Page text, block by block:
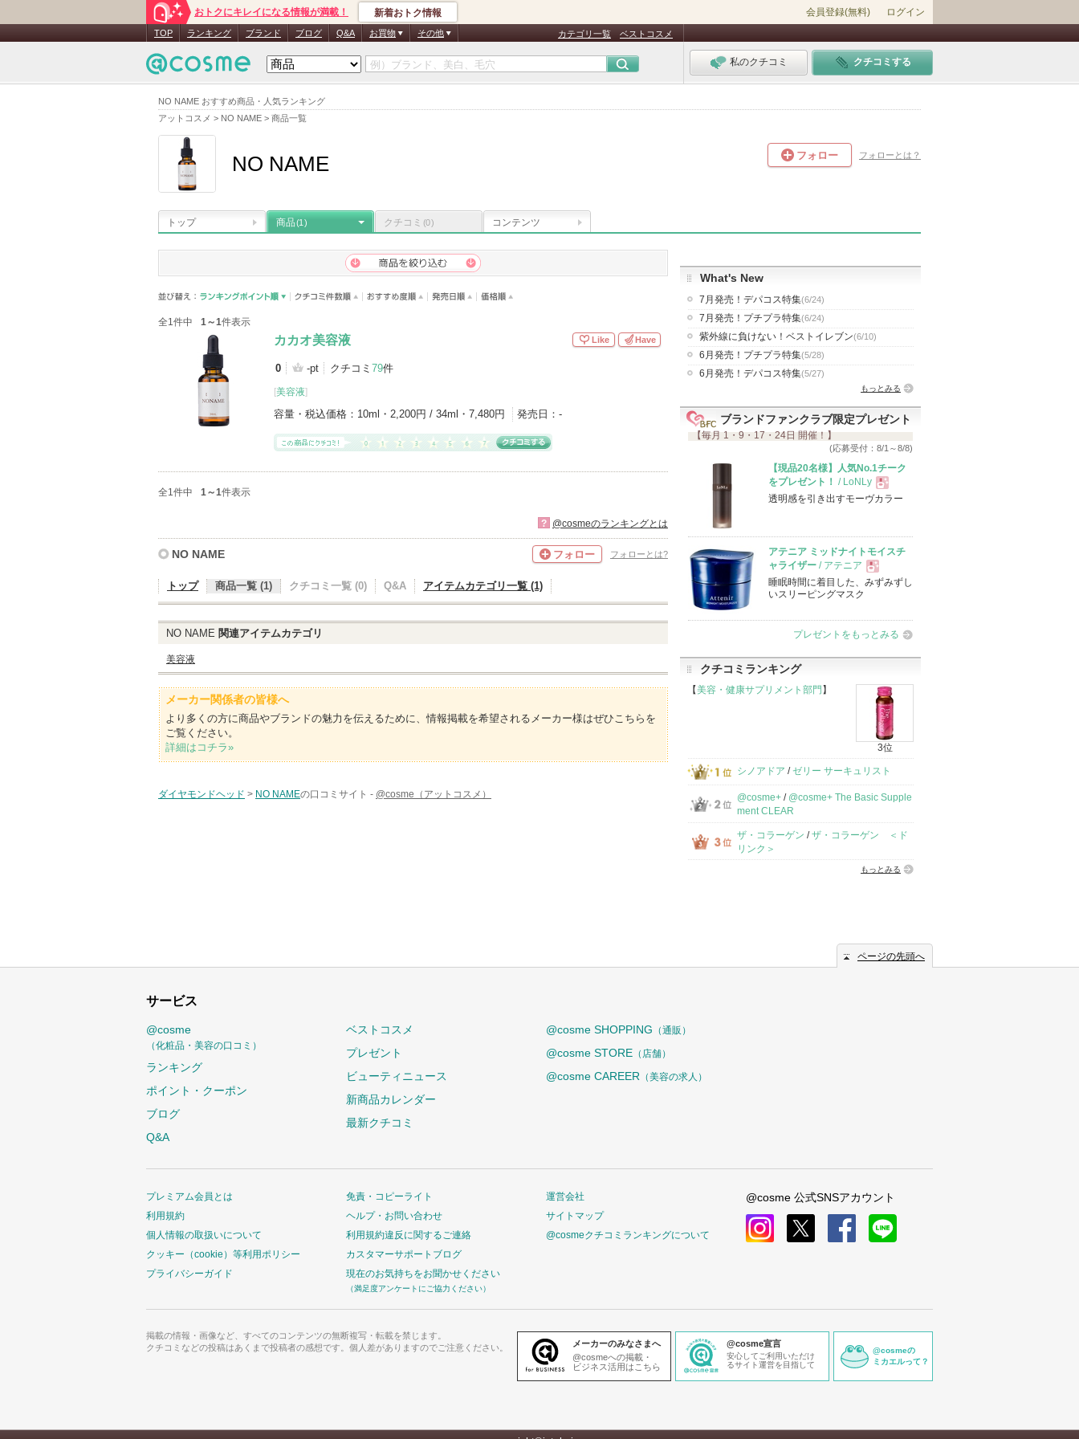
NO NAME おすすめ商品・人気ランキング
アットコスメ > NO NAME > 商品一覧
おトクにキレイになる情報が満載！ 新着おトク情報 会員登録(無料) ログイン
TOP ランキング ブランド ブログ Q&A お買物 その他 カテゴリ一覧 ベストコスメ
私のクチコミ クチコミする
NO NAME フォロー フォローとは？
トップ 商品(1) クチコミ (0) コンテンツ
全1件中 1～1件表示
カカオ美容液
0 -pt クチコミ 79件
[美容液]
容量・税込価格： 10ml・2,200円 / 34ml・7,480円 発売日： -
Like Have
全1件中 1～1件表示
? @cosmeのランキングとは
NO NAME フォロー フォローとは?
トップ 商品一覧 (1) クチコミ一覧 (0) Q&A アイテムカテゴリ一覧 (1)
NO NAME 関連アイテムカテゴリ
美容液
メーカー関係者の皆様へ
より多くの方に商品やブランドの魅力を伝えるために、情報掲載を希望されるメーカー様はぜひこちらを
ご覧ください。
詳細はコチラ»
ダイヤモンドヘッド > NO NAMEの口コミサイト - @cosme（アットコスメ）
What's New
7月発売！デパコス特集(6/24)
7月発売！プチプラ特集(6/24)
紫外線に負けない！ベストイレブン(6/10)
6月発売！プチプラ特集(5/28)
6月発売！デパコス特集(5/27)
もっとみる
ブランドファンクラブ限定プレゼント
【毎月 1・9・17・24日 開催！】
(応募受付：8/1～8/8)
【現品20名様】人気No.1チーク
をプレゼント！
/ LoNLy
現
品
透明感を引き出すモーヴカラー
アテニア ミッドナイトモイスチ
ャライザー / アテニア
現
品
睡眠時間に着目した、みずみずし
いスリーピングマスク
プレゼントをもっとみる
クチコミランキング
【美容・健康サプリメント部門 】
3位
シノアドア /ゼリー サーキュリスト
@cosme+ / @cosme+ The Basic Supple
ment CLEAR
ザ・コラーゲン /ザ・コラーゲン ＜ド
リンク＞
もっとみる
ページの先頭へ
サービス
@cosme
（化粧品・美容の口コミ）
ランキング
ポイント・クーポン
ブログ
Q&A
ベストコスメ
プレゼント
ビューティニュース
新商品カレンダー
最新クチコミ
@cosme SHOPPING （通販）
@cosme STORE （店舗）
@cosme CAREER （美容の求人）
プレミアム会員とは
利用規約
個人情報の取扱いについて
クッキー（cookie）等利用ポリシー
プライバシーガイド
免責・コピーライト
ヘルプ・お問い合わせ
利用規約違反に関するご連絡
カスタマーサポートブログ
現在のお気持ちをお聞かせください
（満足度アンケートにご協力ください）
運営会社
サイトマップ
@cosmeクチコミランキングについて
@cosme 公式SNSアカウント
掲載の情報・画像など、すべてのコンテンツの無断複写・転載を禁じます。
クチコミなどの投稿はあくまで投稿者の感想です。個人差がありますのでご注意ください。
メーカーのみなさまへ
@cosmeへの掲載・
ビジネス活用はこちら
@cosme宣言
安心してご利用いただけ
るサイト運営を目指して
@cosmeの
ミカエルって？